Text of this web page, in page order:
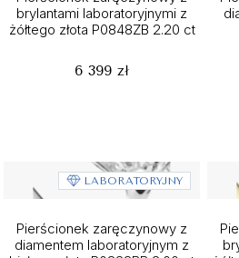
brylantami laboratoryjnymi z
żółtego złota P0848ZB 2.20 ct
6 399 zł
LABORATORYJNY
Pierścionek zaręczynowy z
diamentem laboratoryjnym z